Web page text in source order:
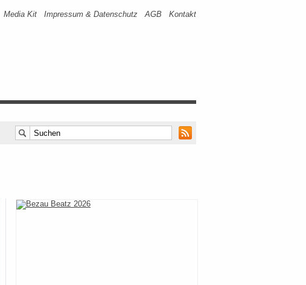
Media Kit Impressum & Datenschutz AGB Kontakt